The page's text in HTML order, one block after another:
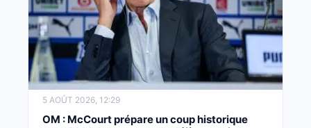
5 AOÛT 2026, 12:29
OM : McCourt prépare un coup historique